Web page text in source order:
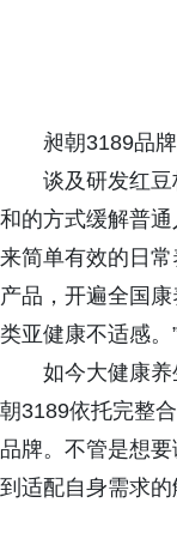
昶朝3189品
谈及研发红
和的方式缓解普
来简单有效的日
产品，开遍全国
类亚健康不适感。
如今大健康
朝3189依托完整
品牌。不管是想
到适配自身需求